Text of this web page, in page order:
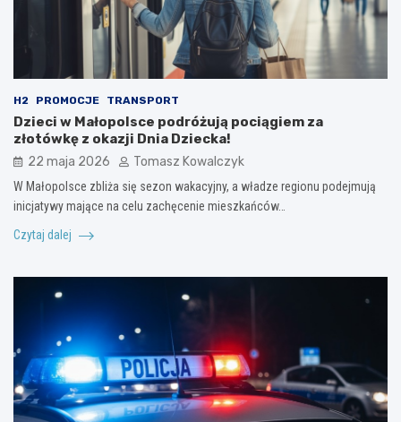
H2 PROMOCJE TRANSPORT
Dzieci w Małopolsce podróżują pociągiem za
złotówkę z okazji Dnia Dziecka!
22 maja 2026 Tomasz Kowalczyk
W Małopolsce zbliża się sezon wakacyjny, a władze regionu podejmują
inicjatywy mające na celu zachęcenie mieszkańców…
Czytaj dalej